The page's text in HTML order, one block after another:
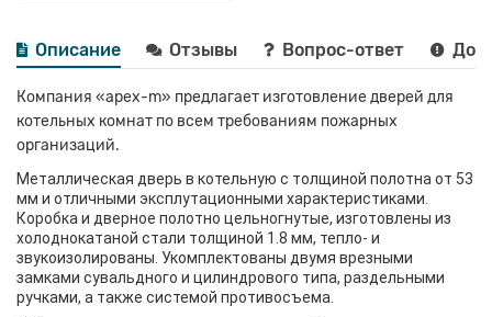
Описание Отзывы Вопрос-ответ
Компания «apex-m» предлагает изготовление дверей для
котельных комнат по всем требованиям пожарных
организаций.
Металлическая дверь в котельную с толщиной полотна от 53
мм и отличными эксплутационными характеристиками.
Коробка и дверное полотно цельногнутые, изготовлены из
холоднокатаной стали толщиной 1.8 мм, тепло- и
звукоизолированы. Укомплектованы двумя врезными
замками сувальдного и цилиндрового типа, раздельными
ручками, а также системой противосъема.